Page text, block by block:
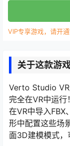
VIP专享游戏，请开
关于这款游
Verto Studio VR
完全在VR中运
在VR中导入FBX
形中配置这些场
面3D建模模式，